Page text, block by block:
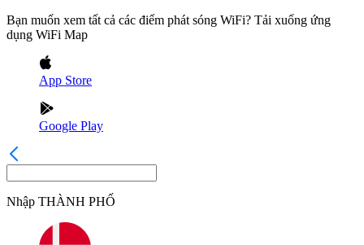
Bạn muốn xem tất cả các điểm phát sóng WiFi? Tải xuống ứng
dụng WiFi Map
App Store
Google Play
Nhập THÀNH PHỐ